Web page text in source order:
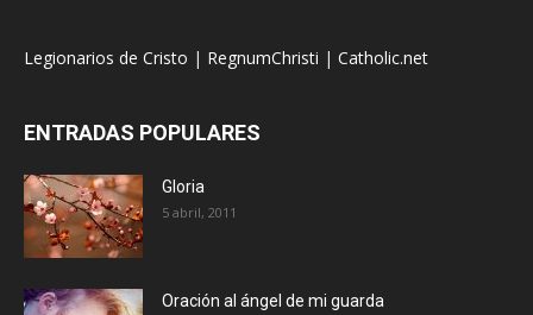
Legionarios de Cristo | RegnumChristi | Catholic.net
ENTRADAS POPULARES
Gloria
5 abril, 2011
Oración al ángel de mi guarda